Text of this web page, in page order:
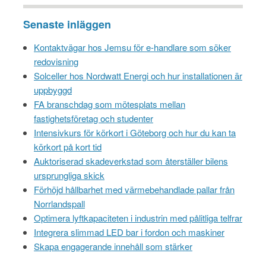
Senaste inläggen
Kontaktvägar hos Jemsu för e-handlare som söker
redovisning
Solceller hos Nordwatt Energi och hur installationen är
uppbyggd
FA branschdag som mötesplats mellan
fastighetsföretag och studenter
Intensivkurs för körkort i Göteborg och hur du kan ta
körkort på kort tid
Auktoriserad skadeverkstad som återställer bilens
ursprungliga skick
Förhöjd hållbarhet med värmebehandlade pallar från
Norrlandspall
Optimera lyftkapaciteten i industrin med pålitliga telfrar
Integrera slimmad LED bar i fordon och maskiner
Skapa engagerande innehåll som stärker